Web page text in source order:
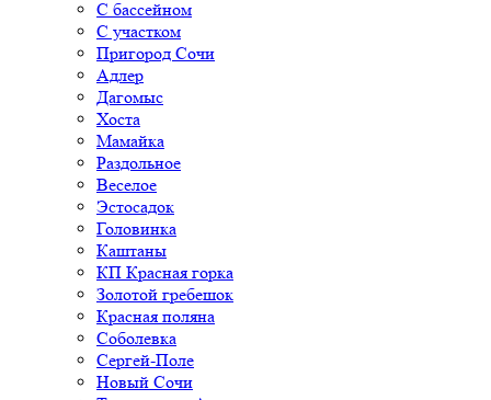
С бассейном
С участком
Пригород Сочи
Адлер
Дагомыс
Хоста
Мамайка
Раздольное
Веселое
Эстосадок
Головинка
Каштаны
КП Красная горка
Золотой гребешок
Красная поляна
Соболевка
Сергей-Поле
Новый Сочи